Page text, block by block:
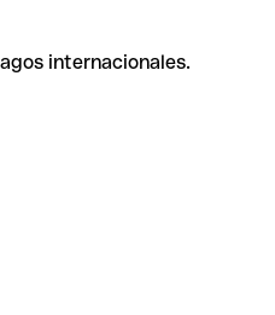
internacionales.